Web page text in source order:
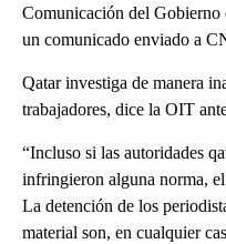
Comunicación del Gobierno
un comunicado enviado a
Qatar investiga de manera
trabajadores, dice la OIT
“Incluso si las autoridades
infringieron alguna norma,
La detención de los
material son, en cualquier